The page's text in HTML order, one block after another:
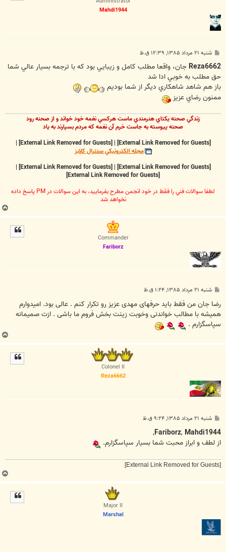
Mahdi1944
پ
ت
شنبه ۲۱ مرداد ۱۳۸۵, ۱۲:۳۹ ق.ظ
Reza6662جان، واقعا مطلب كامل و زيبايي بود كه با ترجمه بسيار عالي شما
حق مطلب به خوبي ادا شد
باز هم شاهد شاهكاري ديگر از شما بوديم
ممنون رضاي عزيز
زندگي صحنه يکتاي هنرمندي ماست هرکسي نغمه خود خواند و از صحنه رود
صحنه پيوسته به جاست خرم آن نغمه که مردم بسپارند به ياد
|
|
مجله الکترونيکي سنترال کلابز
|
|
لطفا سوالات فني را فقط در خود انجمن مطرح بفرماييد، به اين سوالات در PM پاسخ داده
نخواهد شد
ب
ا
Commander
Fariborz
پ
ت
شنبه ۲۱ مرداد ۱۳۸۵, ۱:۲۴ ق.ظ
رضا جان من فقط بايد حرفهای مهدی عزيز رو تکرار کنم . عالی بود. اميدوارم
هميشه با مطالب خواندنی وخوبت زينت بخش فروم ما باشی . ازت صميمانه
سپاسگزارم .
ب
ا
Colonel II
Reza6662
پ
ت
شنبه ۲۱ مرداد ۱۳۸۵, ۹:۲۴ ق.ظ
Fariborz ,Mahdi1944
,
از لطف و ابراز محبت شما بسيار سپاسگزارم.
ب
ا
Major II
Marshal